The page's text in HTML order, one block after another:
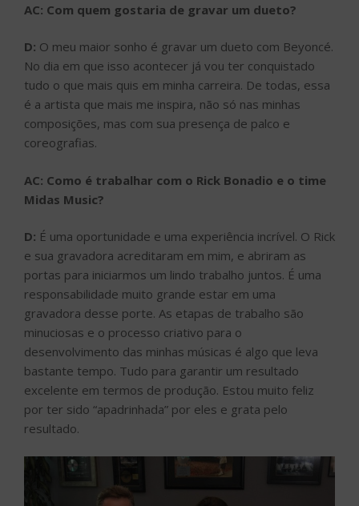
AC: Com quem gostaria de gravar um dueto?
D: O meu maior sonho é gravar um dueto com Beyoncé.
No dia em que isso acontecer já vou ter conquistado
tudo o que mais quis em minha carreira. De todas, essa
é a artista que mais me inspira, não só nas minhas
composições, mas com sua presença de palco e
coreografias.
AC: Como é trabalhar com o Rick Bonadio e o time
Midas Music?
D: É uma oportunidade e uma experiência incrível. O Rick
e sua gravadora acreditaram em mim, e abriram as
portas para iniciarmos um lindo trabalho juntos. É uma
responsabilidade muito grande estar em uma
gravadora desse porte. As etapas de trabalho são
minuciosas e o processo criativo para o
desenvolvimento das minhas músicas é algo que leva
bastante tempo. Tudo para garantir um resultado
excelente em termos de produção. Estou muito feliz
por ter sido “apadrinhada” por eles e grata pelo
resultado.